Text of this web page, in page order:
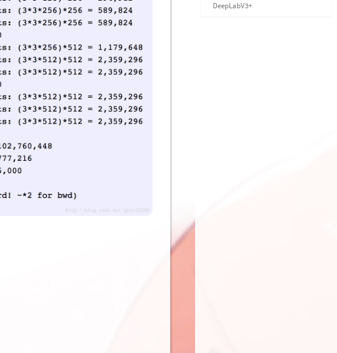
DeepLabV3+